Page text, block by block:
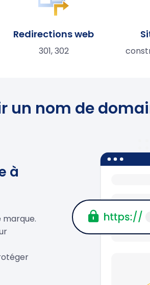
Redirections web
301, 302
un nom de
à